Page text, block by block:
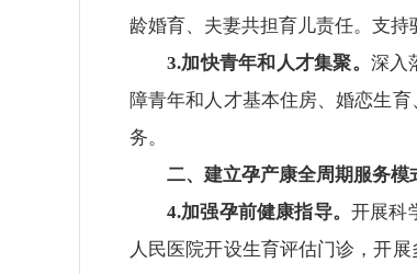
龄婚育、夫妻共担育儿责任。支持
3.加快青年和人才集聚。 深入
障青年和人才基本住房、婚恋生
务。
二、建立孕产康全周期服务模
4.加强孕前健康指导。开展科
人民医院开设生育评估门诊，开